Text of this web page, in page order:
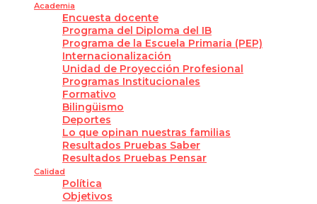
Academia
Encuesta docente
Programa del Diploma del IB
Programa de la Escuela Primaria (PEP)
Internacionalización
Unidad de Proyección Profesional
Programas Institucionales
Formativo
Bilingüismo
Deportes
Lo que opinan nuestras familias
Resultados Pruebas Saber
Resultados Pruebas Pensar
Calidad
Política
Objetivos